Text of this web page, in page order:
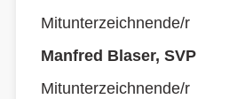
Mitunterzeichnende/r
Manfred Blaser, SVP
Mitunterzeichnende/r